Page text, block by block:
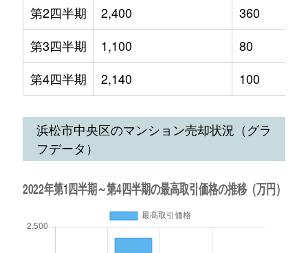
第2四半期 2,400
360
第3四半期
1,100
80
第4四半期
2,140 100
浜松市中央区のマンション売却状況（グラ
フデータ）